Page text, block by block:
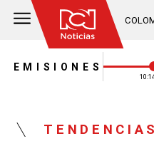
EMISIONES
TENDENCIAS